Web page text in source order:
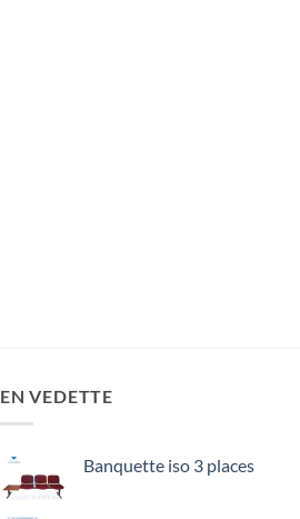
EN VEDETTE
Banquette iso 3 places